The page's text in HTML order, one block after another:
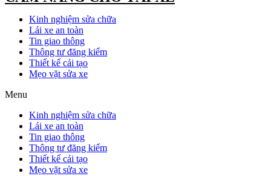
Kinh nghiệm sửa chữa
Lái xe an toàn
Tin giao thông
Thông tư đăng kiểm
Thiết kế cải tạo
Mẹo vặt sửa xe
Menu
Kinh nghiệm sửa chữa
Lái xe an toàn
Tin giao thông
Thông tư đăng kiểm
Thiết kế cải tạo
Mẹo vặt sửa xe